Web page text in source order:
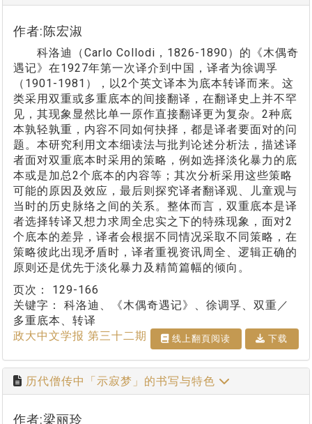
作者:陈宏淑
科洛迪（Carlo Collodi，1826-1890）的《木偶奇
遇记》在1927年第一次译介到中国，译者为徐调孚
（1901-1981），以2个英文译本为底本转译而来。这
类采用双重或多重底本的间接翻译，在翻译史上并不罕
见，其现象显然比单一原作直接翻译更为复杂。2种底
本孰轻孰重，内容不同如何抉择，都是译者要面对的问
题。本研究利用文本细读法与批判论述分析法，描述译
者面对双重底本时采用的策略，例如选择淡化暴力的底
本或是加总2个底本的内容等；其次分析采用这些策略
可能的原因及效应，最后则探究译者翻译观、儿童观与
当时的历史脉络之间的关系。整体而言，双重底本是译
者选择转译又想力求周全忠实之下的特殊现象，面对2
个底本的差异，译者会根据不同情况采取不同策略，在
策略彼此出现矛盾时，译者重视资讯周全、逻辑正确的
原则还是优先于淡化暴力及精简篇幅的倾向。
页次： 129-166
关键字： 科洛迪、《木偶奇遇记》、徐调孚、双重／
多重底本、转译
政大中文学报 第三十二期
线上翻⾴阅读 下载
历代僧传中「示寂梦」的书写与特色
作者:梁丽玲